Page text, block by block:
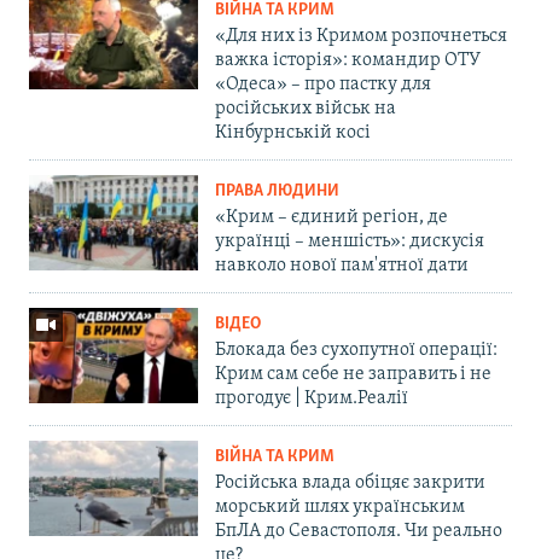
ВІЙНА ТА КРИМ
«Для них із Кримом розпочнеться
важка історія»: командир ОТУ
«Одеса» – про пастку для
російських військ на
Кінбурнській косі
ПРАВА ЛЮДИНИ
«Крим – єдиний регіон, де
українці – меншість»: дискусія
навколо нової пам'ятної дати
ВІДЕО
Блокада без сухопутної операції:
Крим сам себе не заправить і не
прогодує | Крим.Реалії
ВІЙНА ТА КРИМ
Російська влада обіцяє закрити
морський шлях українським
БпЛА до Севастополя. Чи реально